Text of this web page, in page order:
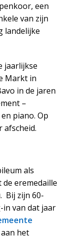
een
van zijn
landelijke
jaarlijkse
Markt in
in de jaren
–
piano. Op
afscheid.
als
eremedaille
Bij zijn 60-
in van dat jaar
het